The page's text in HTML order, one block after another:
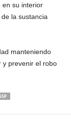
en su interior
la sustancia
manteniendo
y prevenir el robo